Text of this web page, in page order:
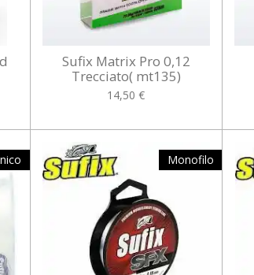
Sufix Matrix Pro 0,12
Trecciato( mt135)
14,50 €
Monofilo